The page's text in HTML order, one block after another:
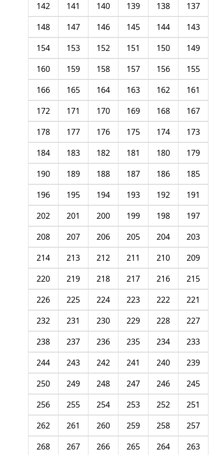
137
138
139
140
141
142
143
144
145
146
147
148
149
150
151
152
153
154
155
156
157
158
159
160
161
162
163
164
165
166
167
168
169
170
171
172
173
174
175
176
177
178
179
180
181
182
183
184
185
186
187
188
189
190
191
192
193
194
195
196
197
198
199
200
201
202
203
204
205
206
207
208
209
210
211
212
213
214
215
216
217
218
219
220
221
222
223
224
225
226
227
228
229
230
231
232
233
234
235
236
237
238
239
240
241
242
243
244
245
246
247
248
249
250
251
252
253
254
255
256
257
258
259
260
261
262
263
264
265
266
267
268